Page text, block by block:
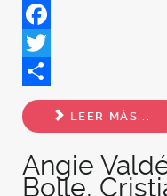
Facebook
Twitter
Share
LEER MÁS...
Angie
Bolle,